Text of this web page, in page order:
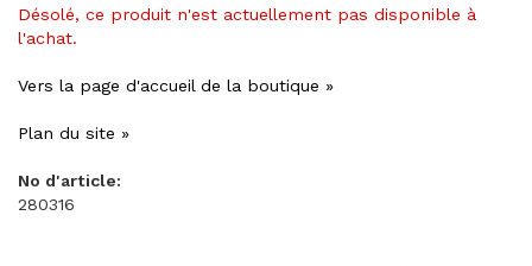
Désolé, ce produit n'est actuellement pas disponible à
l'achat.
Vers la page d'accueil de la boutique »
Plan du site »
No d'article:
280316